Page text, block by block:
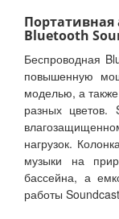
Портативная
Bluetooth
Беспроводная
повышенную
моделью, а
разных цветов.
нагрузок.
музыки на
бассейна, а
работы